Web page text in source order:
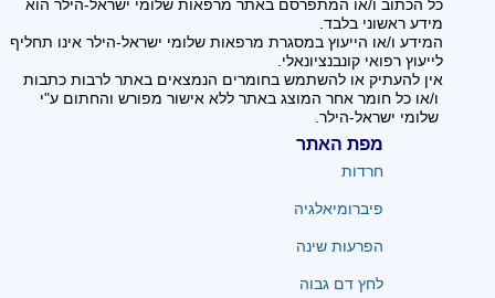
כל הכתוב ו/או המתפרסם באתר מרפאות שלומי ישראל-הילר הוא
מידע ראשוני בלבד.
המידע ו/או הייעוץ במסגרת מרפאות שלומי ישראל-הילר אינו תחליף
לייעוץ רפואי קונבנציונאלי.
אין להעתיק או להשתמש בחומרים הנמצאים באתר לרבות כתבות
ו/או כל חומר אחר המוצג באתר ללא אישור מפורש והחתום ע"י
שלומי ישראל-הילר.
מפת האתר
חרדות
פיברומיאלגיה
הפרעות שינה
לחץ דם גבוה